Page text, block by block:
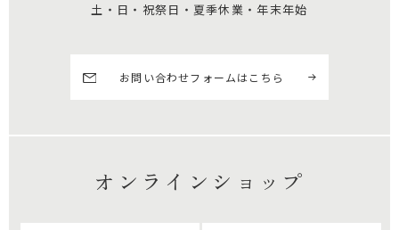
土・日・祝祭日・夏季休業・年末年始
お問い合わせフォームはこちら
オンラインショップ